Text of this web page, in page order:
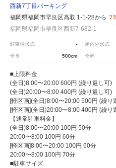
西新7丁目パーキング
福岡県福岡市早良区高取 1-1-28から
福岡県福岡市早良区西新7-682-1
駐車場形式 - 屋内外形式
全長 500cm 全幅
■上限料金
(全日)8:00〜20:00 600円 (繰り返し可)
(全日)20:00〜8:00 400円 (繰り返し可)
[軽区画](全日)8:00〜20:00 500円 (繰り
[軽区画](全日)20:00〜8:00 400円 (繰り
【通常駐車料金】
(全日)8:00〜20:00 100円 50分
20:00〜8:00 100円 60分
[軽区画]8:00〜20:00 100円 60分
20:00〜8:00 100円 70分
■駐車サイズ